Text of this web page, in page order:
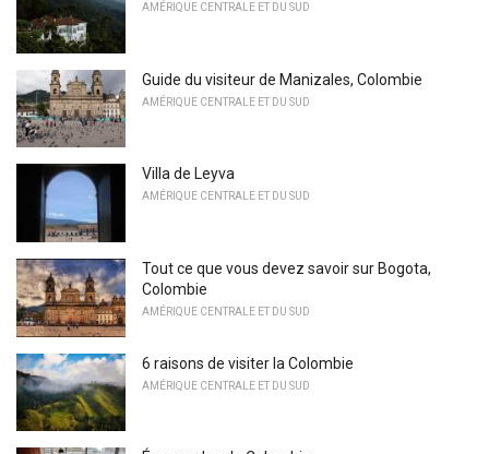
AMÉRIQUE CENTRALE ET DU SUD
Guide du visiteur de Manizales, Colombie
AMÉRIQUE CENTRALE ET DU SUD
Villa de Leyva
AMÉRIQUE CENTRALE ET DU SUD
Tout ce que vous devez savoir sur Bogota,
Colombie
AMÉRIQUE CENTRALE ET DU SUD
6 raisons de visiter la Colombie
AMÉRIQUE CENTRALE ET DU SUD